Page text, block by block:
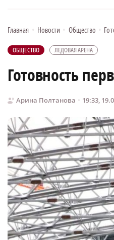
Главная • Новости • Общество •
ОБЩЕСТВО ЛЕДОВАЯ АРЕНА
Готовность
Арина Полтанова 19:33,